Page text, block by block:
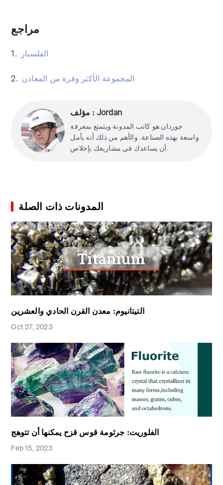
مراجع
1. الفلسبار
2. المجموعة الأكثر وفرة من المعادن
مؤلف : Jordan
جوردان هو كاتب المدونة ويتمتع بمعرفة
واسعة بهذه الصناعة. والأهم من ذلك أنه يأمل
أن يساعدك في مشاريعك بإخلاص.
المدونات ذات الصلة
التيتانيوم: معدن القرن الحادي والعشرين
Oct 27, 2023
الفلوريت: جرثومة قوس قزح يمكنها أن تتوهج
Feb 15, 2023